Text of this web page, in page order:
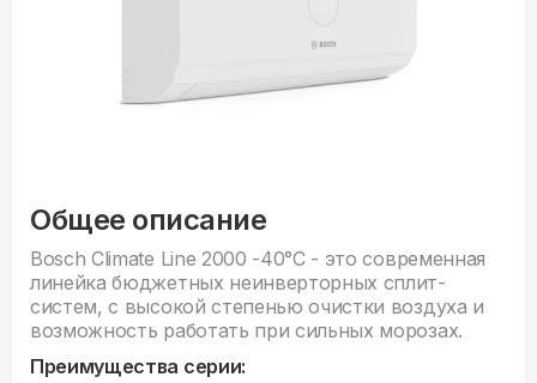
Общее описание
Bosch Climate Line 2000 -40°С - это современная
линейка бюджетных неинверторных сплит-
систем, с высокой степенью очистки воздуха и
возможность работать при сильных морозах.
Преимущества серии: